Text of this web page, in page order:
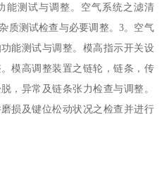
能测试与调整。空气系统之滤清
质测试检查与必要调整。3。空气
能测试与调整。模高指示开关设
模高调整装置之链轮，链条，传
，异常及链条张力检查与调整。
损及键位松动状况之检查并进行